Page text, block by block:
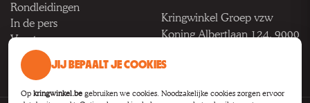
Rondleidingen
In de pers
Vacatures
Kringwinkel Groep vzw
Koning Albertlaan 124, 9000
BTW BE 1033.922.208
JIJ BEPAALT JE COOKIES
Op kringwinkel.be gebruiken we cookies. Noodzakelijke cookies zorgen ervoor